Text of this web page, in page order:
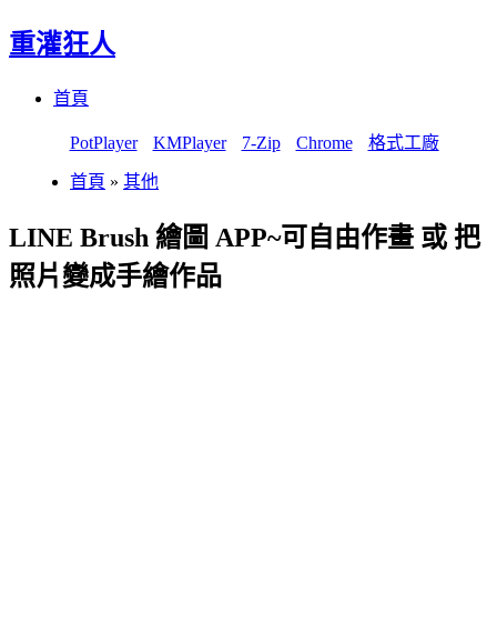
重灌狂人
首頁
PotPlayer KMPlayer 7-Zip Chrome 格式工廠
首頁 » 其他
LINE Brush 繪圖 APP~可自由作畫 或 把
照片變成手繪作品